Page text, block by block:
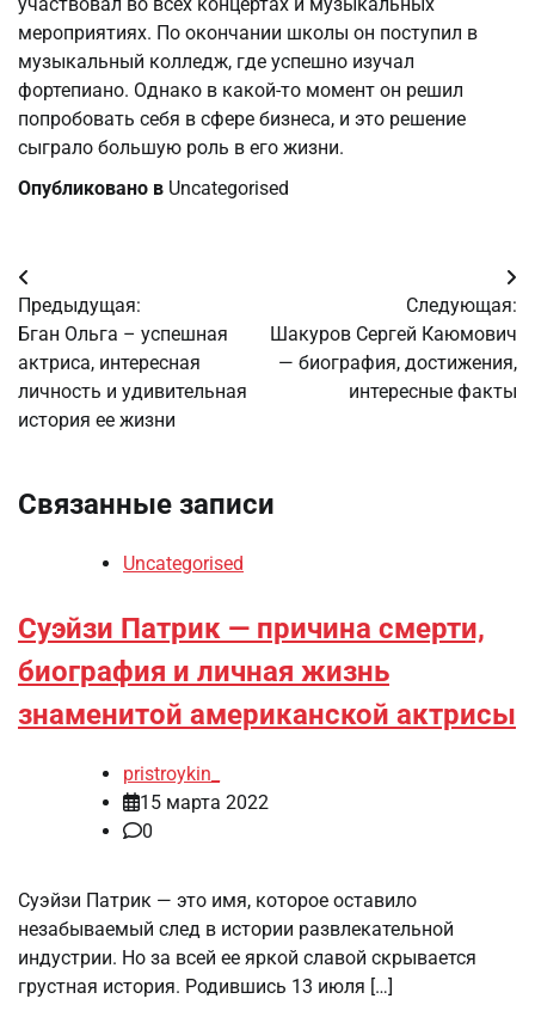
участвовал во всех концертах и музыкальных
мероприятиях. По окончании школы он поступил в
музыкальный колледж, где успешно изучал
фортепиано. Однако в какой-то момент он решил
попробовать себя в сфере бизнеса, и это решение
сыграло большую роль в его жизни.
Опубликовано в Uncategorised
Навигация
по
записям
Предыдущая:
Бган Ольга – успешная
актриса, интересная
личность и удивительная
история ее жизни
Следующая:
Шакуров Сергей Каюмович
— биография, достижения,
интересные факты
Связанные записи
Uncategorised
Суэйзи Патрик — причина смерти,
биография и личная жизнь
знаменитой американской актрисы
pristroykin_
15 марта 2022
0
Суэйзи Патрик — это имя, которое оставило
незабываемый след в истории развлекательной
индустрии. Но за всей ее яркой славой скрывается
грустная история. Родившись 13 июля […]